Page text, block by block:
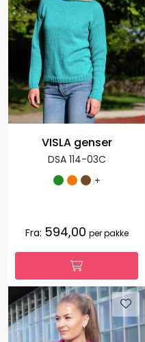
VISLA genser
DSA 114-03C
+
Fra: 594,00 per pakke